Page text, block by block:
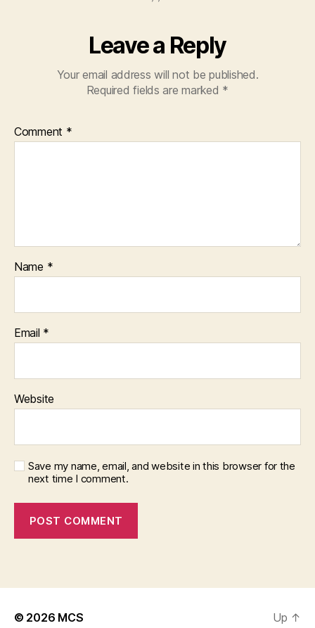
Leave a Reply
Your email address will not be published.
Required fields are marked *
Comment *
Name *
Email *
Website
Save my name, email, and website in this browser for the
next time I comment.
© 2026 MCS Up ↑